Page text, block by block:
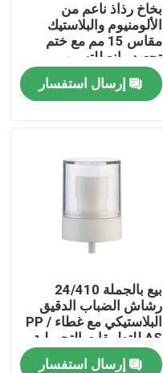
بخاخ رذاذ ناعم من
الألومنيوم والبلاستيك
مقاس 15 مم مع ختم
تجعيد مانع للتسرب
للعطور
إرسال استفسار
بيع بالجملة 24/410
رشاش الضباب الدقيق
البلاستيكي مع غطاء PP /
AS للتطبيقات التجميلية
الضبابية الدقيقة للغاية
إرسال استفسار